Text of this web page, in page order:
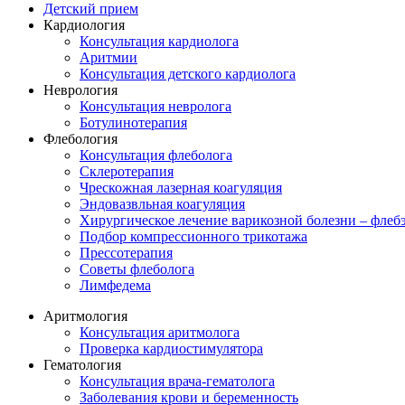
Детский прием
Кардиология
Консультация кардиолога
Аритмии
Консультация детского кардиолога
Неврология
Консультация невролога
Ботулинотерапия
Флебология
Консультация флеболога
Склеротерапия
Чрескожная лазерная коагуляция
Эндовазвльная коагуляция
Хирургическое лечение варикозной болезни –
Подбор компрессионного трикотажа
Прессотерапия
Советы флеболога
Лимфедема
Аритмология
Консультация аритмолога
Проверка кардиостимулятора
Гематология
Консультация врача-гематолога
Заболевания крови и беременность